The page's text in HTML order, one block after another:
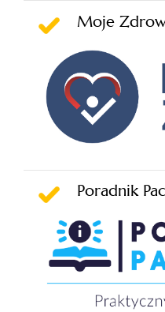
Moje
Poradnik